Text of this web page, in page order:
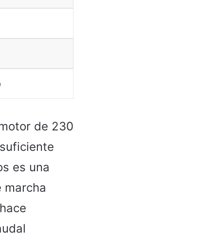
de 230
es una
marcha